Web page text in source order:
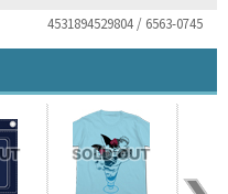
4531894529804 / 6563-0745